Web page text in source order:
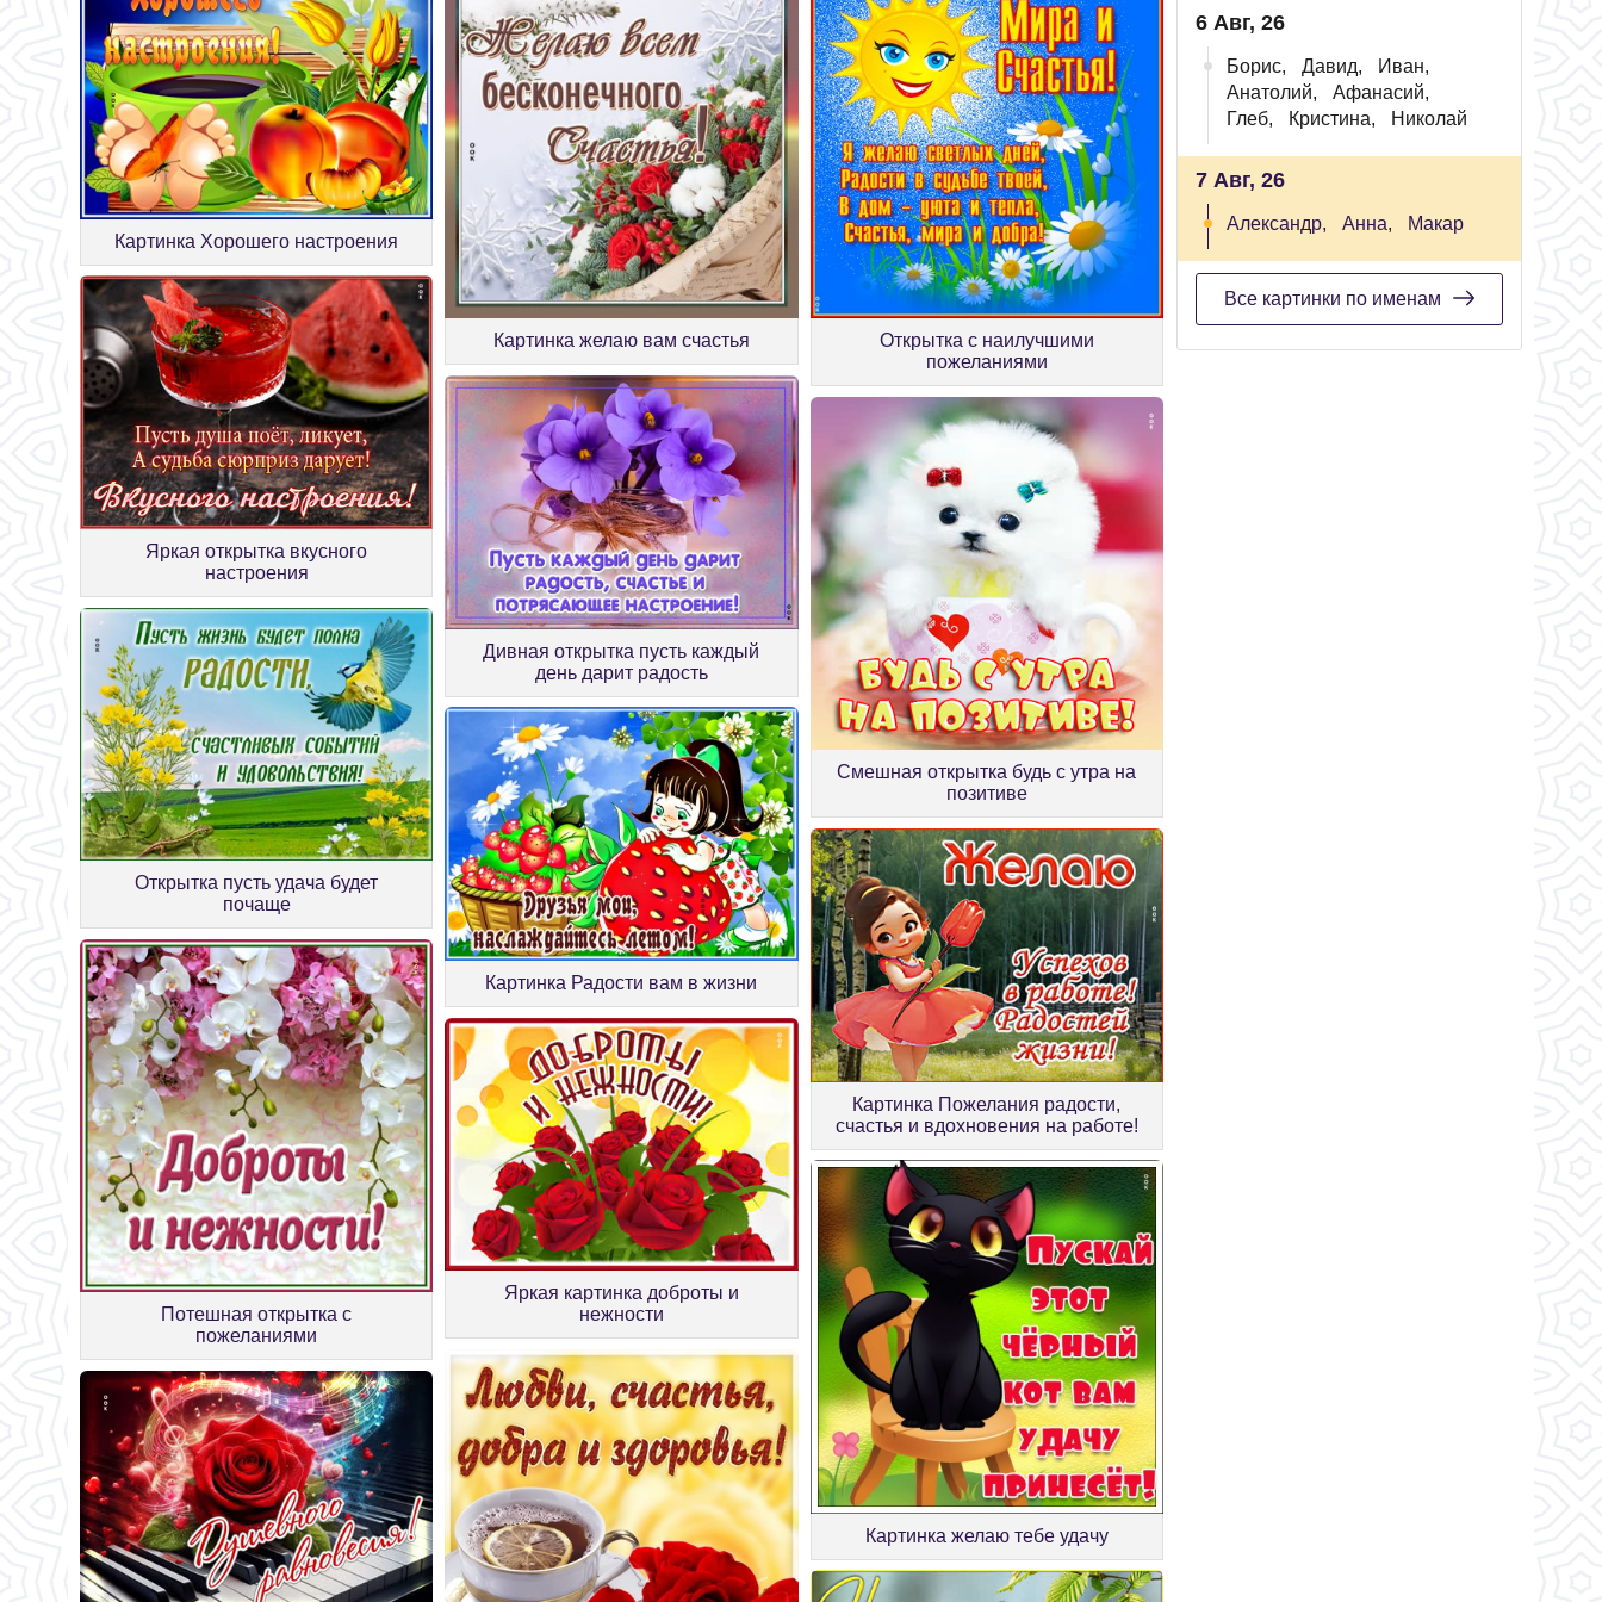
Картинка Хорошего настроения
Картинка желаю вам счастья
Открытка с наилучшими
пожеланиями
Яркая открытка вкусного
настроения
Дивная открытка пусть каждый
день дарит радость
Смешная открытка будь с утра на
позитиве
Открытка пусть удача будет
почаще
Картинка Радости вам в жизни
Картинка Пожелания радости,
счастья и вдохновения на работе!
Потешная открытка с
пожеланиями
Яркая картинка доброты и
нежности
Картинка желаю тебе удачу
6 Авг, 26
Борис, Давид,
Иван,
Анатолий,
Афанасий,
Глеб,
Кристина, Николай
7 Авг, 26
Александр, Анна, Макар
Все картинки по именам